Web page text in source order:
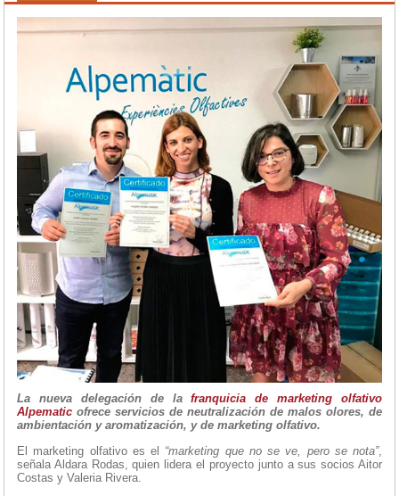
La nueva delegación de lafranquicia de marketing olfativo
Alpematic ofrece servicios de neutralización de malos olores, de
ambientación y aromatización, y de marketing olfativo.
El marketing olfativo es el “marketing que no se ve, pero se nota”,
señala Aldara Rodas, quien lidera el proyecto junto a sus socios Aitor
Costas y Valeria Rivera.